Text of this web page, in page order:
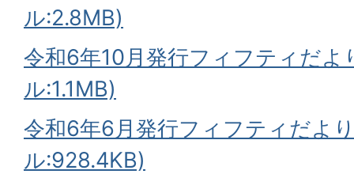
ル:2.8MB)
令和6年10月発行フィフティだよ
ル:1.1MB)
令和6年6月発行フィフティだよ
ル:928.4KB)